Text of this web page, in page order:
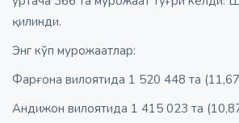
қилинди.
Энг кўп мурожаатлар:
Фарғона вилоятида 1 520 448 та
Андижон вилоятида 1 415 023 та